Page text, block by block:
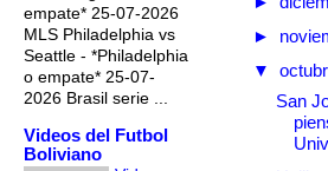
empate* 25-07-2026
MLS Philadelphia vs
Seattle - *Philadelphia
o empate* 25-07-
2026 Brasil serie ...
Videos del Futbol
Boliviano
►
▼
San